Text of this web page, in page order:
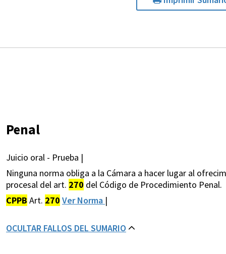
Penal
Juicio oral - Prueba |
Ninguna norma obliga a la Cámara a hacer lugar al
procesal del art. 270 del Código de Procedimiento Penal.
CPPB Art. 270 Ver Norma |
OCULTAR FALLOS DEL SUMARIO